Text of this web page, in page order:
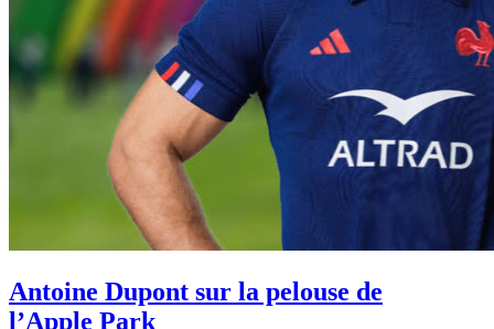
Antoine Dupont sur la pelouse de
l’Apple Park